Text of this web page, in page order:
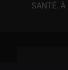
SANTÉ. À